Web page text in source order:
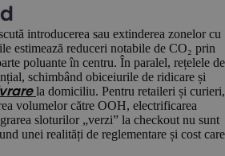
introducerea sau extinderea zonelor cu
estimează reduceri notabile de CO₂ prin
poluante în centru. În paralel, rețelele de
schimbând obiceiurile de ridicare și
la domiciliu. Pentru retaileri și curieri,
volumelor către OOH, electrificarea
sloturilor „verzi” la checkout nu sunt
unei realități de reglementare și cost care